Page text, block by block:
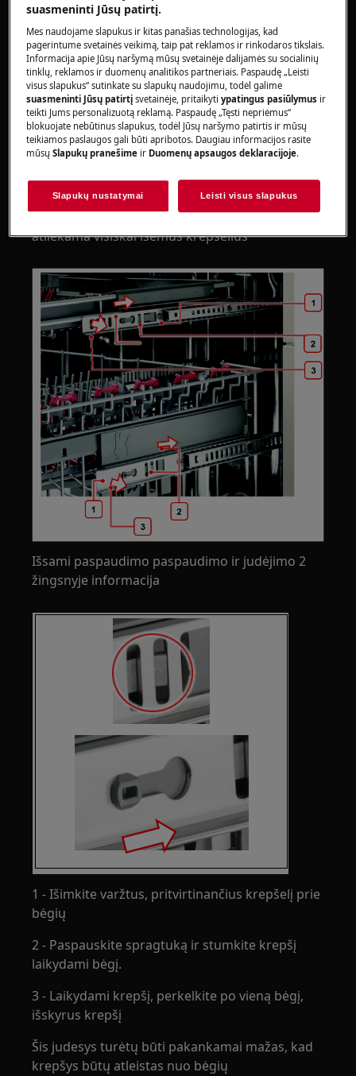
sunkiems prietaisams judėti reikia dviem asmenims.
Visada mūvėkite apsaugines pirštines ir uždarą
avalynę.
Atkreipkite dėmesį, kad netinkamas remontas ar
neprofesionalus remontas gali turėti saugos
pasekmių
išmontavimas ir surinkimas
Procedūra panaši abiems krepšeliams ir
atliekama visiškai išėmus krepšelius
Išsami paspaudimo paspaudimo ir judėjimo 2
žingsnyje informacija
1 - Išimkite varžtus, pritvirtinančius krepšelį prie
bėgių
2 - Paspauskite spragtuką ir stumkite krepšį
laikydami bėgį.
3 - Laikydami krepšį, perkelkite po vieną bėgį,
išskyrus krepšį
Šis judesys turėtų būti pakankamai mažas, kad
krepšys būtų atleistas nuo bėgių
suasmeninti Jūsų patirtį.
Mes naudojame slapukus ir kitas panašias technologijas, kad
pagerintume svetainės veikimą, taip pat reklamos ir rinkodaros tikslais.
Informacija apie Jūsų naršymą mūsų svetainėje dalijamės su socialinių
tinklų, reklamos ir duomenų analitikos partneriais. Paspaudę „Leisti
visus slapukus“ sutinkate su slapukų naudojimu, todėl galime
suasmeninti Jūsų patirtįsvetainėje, pritaikytiypatingus pasiūlymus ir
teikti Jums personalizuotą reklamą. Paspaudę „Tęsti nepriėmus“
blokuojate nebūtinus slapukus, todėl Jūsų naršymo patirtis ir mūsų
teikiamos paslaugos gali būti apribotos. Daugiau informacijos rasite
mūsųSlapukų pranešime ir Duomenų apsaugos deklaracijoje.
Slapukų nustatymai Leisti visus slapukus